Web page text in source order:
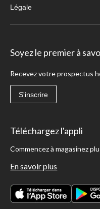
Légale
Soyez le premier à
Recevez votre prospectus
S'inscrire
Téléchargez l'appli
Commencez à magasinez
En savoir plus